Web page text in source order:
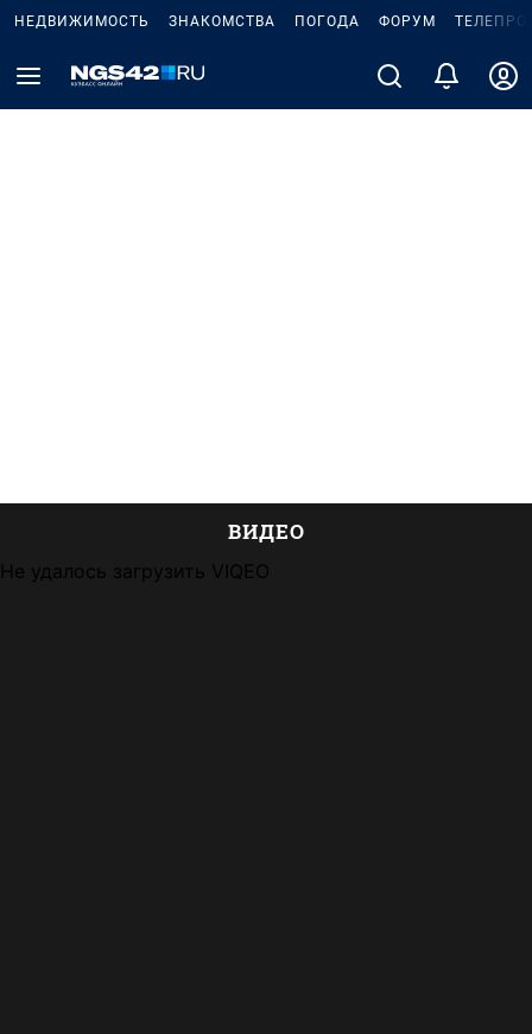
НЕДВИЖИМОСТЬ ЗНАКОМСТВА ПОГОДА ФОРУМ
ВИДЕО
Не удалось загрузить VIQEO